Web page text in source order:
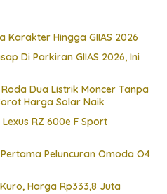
Karakter Hingga GIIAS 2026
Di Parkiran GIIAS 2026, Ini
Dua Listrik Moncer Tanpa
Harga Solar Naik
RZ 600e F Sport
Peluncuran Omoda O4
Harga Rp333,8 Juta